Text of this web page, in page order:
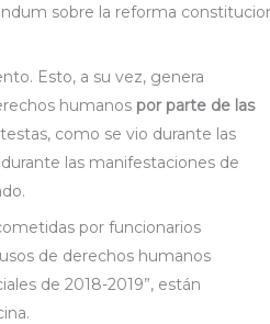
sobre la reforma
Esto, a su vez, genera
humanos por parte de las
como se vio durante las
las manifestaciones de
por funcionarios
de derechos humanos
de 2018-2019”, están